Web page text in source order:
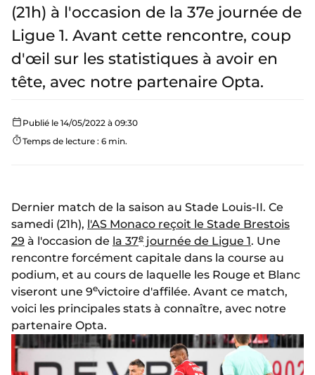
(21h) à l'occasion de la 37e journée de
Ligue 1. Avant cette rencontre, coup
d'œil sur les statistiques à avoir en
tête, avec notre partenaire Opta.
Publié le 14/05/2022 à 09:30
Temps de lecture : 6 min.
Dernier match de la saison au Stade Louis-II. Ce
samedi (21h), l'AS Monaco reçoit le Stade Brestois
29 à l'occasion de la 37e journée de Ligue 1. Une
rencontre forcément capitale dans la course au
podium, et au cours de laquelle les Rouge et Blanc
viseront une 9evictoire d'affilée. Avant ce match,
voici les principales stats à connaître, avec notre
partenaire Opta.